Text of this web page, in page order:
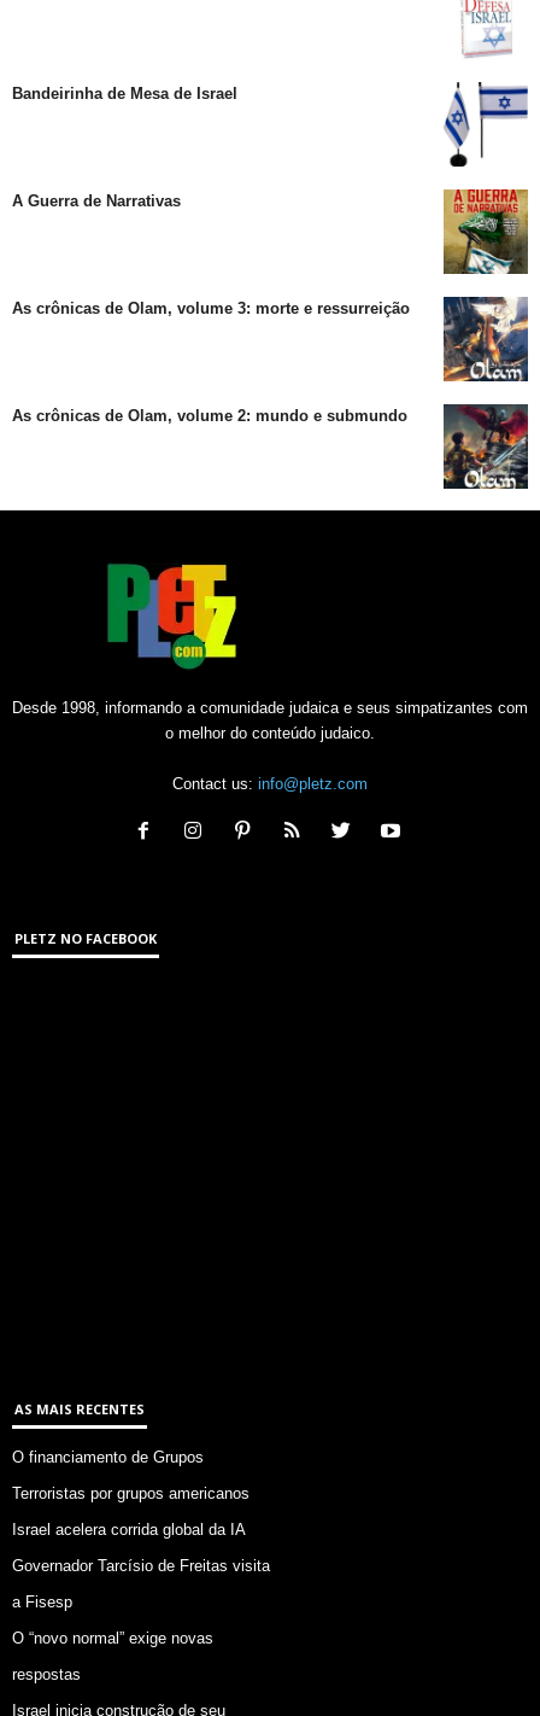
Bandeirinha de Mesa de Israel
A Guerra de Narrativas
As crônicas de Olam, volume 3: morte e ressurreição
As crônicas de Olam, volume 2: mundo e submundo
Desde 1998, informando a comunidade judaica e seus simpatizantes com
o melhor do conteúdo judaico.
Contact us: info@pletz.com
PLETZ NO FACEBOOK
AS MAIS RECENTES
O financiamento de Grupos
Terroristas por grupos americanos
Israel acelera corrida global da IA
Governador Tarcísio de Freitas visita
a Fisesp
O “novo normal” exige novas
respostas
Israel inicia construção de seu